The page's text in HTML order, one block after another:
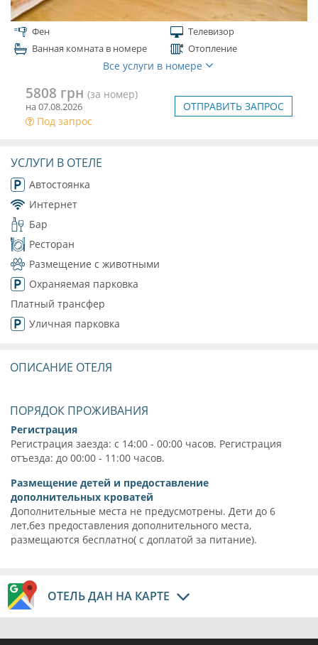
Фен
Телевизор
Ванная комната в номере
Отопление
Все услуги в номере
5808 грн (за номер)
на 07.08.2026
Под запрос
ОТПРАВИТЬ ЗАПРОС
УСЛУГИ В ОТЕЛЕ
Автостоянка
Интернет
Бар
Ресторан
Размещение с животными
Охраняемая парковка
Платный трансфер
Уличная парковка
ОПИСАНИЕ ОТЕЛЯ
ПОРЯДОК ПРОЖИВАНИЯ
Регистрация
Регистрация заезда: с 14:00 - 00:00 часов. Регистрация
отъезда: до 00:00 - 11:00 часов.
Размещение детей и предоставление
дополнительных кроватей
Дополнительные места не предусмотрены. Дети до 6
лет,без предоставления дополнительного места,
размещаются бесплатно( с доплатой за питание).
ОТЕЛЬ ДАН НА КАРТЕ